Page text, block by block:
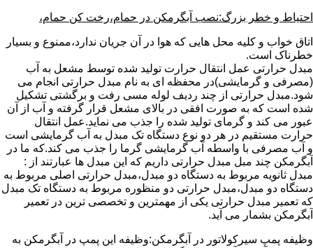
احتیاط و خطر بزرگ:نصب آبگرمکن در حمام،رخت کن حمام،
اتاق خواب و کلیه محل هایی که هوا در آن جریان ندارد،ممنوع و بسیار
خطرناک است.
مبدل حرارتی عمل انتقال حرارت تولید شده توسط مشعل به آب
(مصرفی و گرمایشی)در محفظه ای به نام مبدل حرارتی انجام می
شود.مبدل حرارتی از چند ردیف لوله مسی رفت و برگشتی تشکیل
شده است که به صورت افقی در بالای مشعل قرار گرفته و آب از آن
عبور می کند و گرمای تولید شده را جذب می نماید.عمل انتقال
حرارت مستقیم در هر دو نوع دستگاه تک مبدل به آب گرمایشی است
و آب مصرفی با واسطه آب گرمایشی گرما را جذب می کند.که ما در
آبگرمکن چند مبل مبدل حرارتی داریم که این مبدل ها عبارتند از :
مبدل ثانویه مربوط به دستگاه دو مبدل،مبدل حرارتی اصلی مربوط به
دستگاه دو مبدل،مبدل حرارتی دو منظوره مربوط به دستگاه تک مبدل
که تعمیر مبدل حرارتی یکی از مهمترین و تخصصی ترین در تعمیر
آبگرمکن بشمار می آید.
وظیفه پمپ سیرکولاتور در آبگرمکن:وظیفه این پمپ در آبگرمکن به